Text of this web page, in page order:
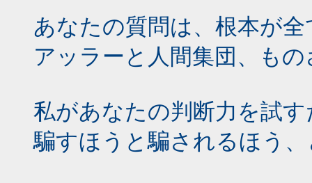
あなたの質問は、根本が
アッラーと人間集団、も
私があなたの判断力を試
騙すほうと騙されるほう